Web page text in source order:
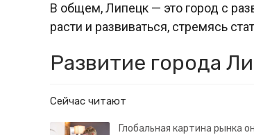
В общем, Липецк — это город с
расти и развиваться, стремясь
Развитие города
Сейчас читают
Глобальная картина рынка